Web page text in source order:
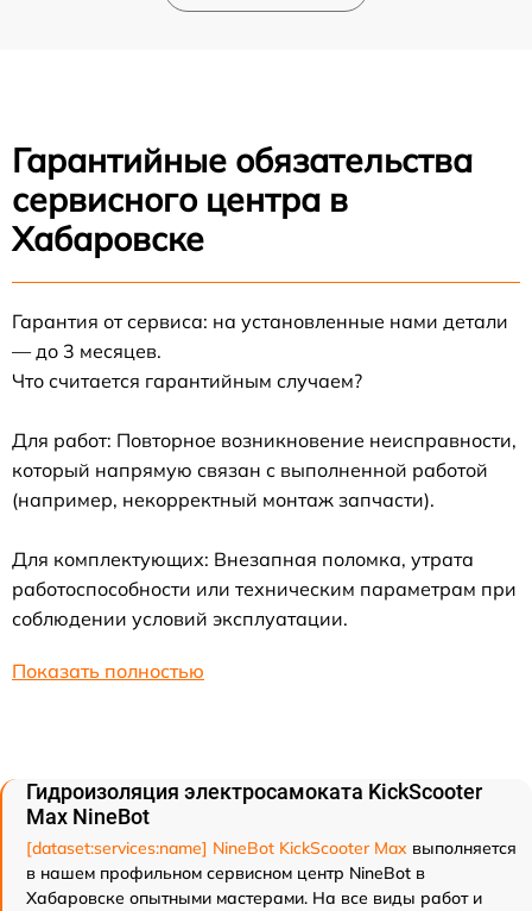
Гарантийные обязательства
сервисного центра в
Хабаровске
Гарантия от сервиса: на установленные нами детали
— до 3 месяцев.
Что считается гарантийным случаем?
Для работ: Повторное возникновение неисправности,
который напрямую связан с выполненной работой
(например, некорректный монтаж запчасти).
Для комплектующих: Внезапная поломка, утрата
работоспособности или техническим параметрам при
соблюдении условий эксплуатации.
Показать полностью
Гидроизоляция электросамоката KickScooter
Max NineBot
[dataset:services:name] NineBot KickScooter Max выполняется
в нашем профильном сервисном центр NineBot в
Хабаровске опытными мастерами. На все виды работ и